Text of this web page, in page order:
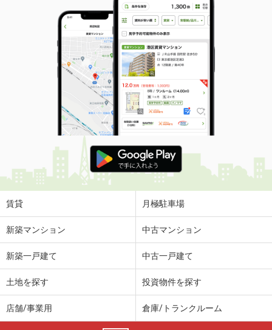
賃貸 月極駐車場
新築マンション 中古マンション
新築一戸建て 中古一戸建て
土地を探す 投資物件を探す
店舗/事業用 倉庫/トランクルーム